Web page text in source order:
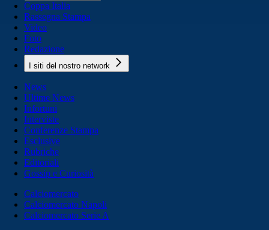
Coppa Italia
Rassegna Stampa
Video
Foto
Redazione
I siti del nostro network
News
Ultime News
Infortuni
Interviste
Conferenze Stampa
Esclusive
Rubriche
Editoriali
Gossip e Curiosità
Calciomercato
Calciomercato Napoli
Calciomercato Serie A